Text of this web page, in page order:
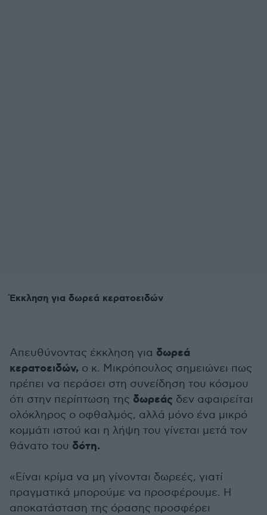
Έκκληση για δωρεά κερατοειδών
Απευθύνοντας έκκληση για δωρεά
κερατοειδών, ο κ. Μικρόπουλος σημειώνει πως
πρέπει να περάσει στη συνείδηση του κόσμου
ότι στην περίπτωση της δωρεάς δεν αφαιρείται
ολόκληρος ο οφθαλμός, αλλά μόνο ένα μικρό
κομμάτι ιστού και η λήψη του γίνεται μετά τον
θάνατο του δότη.
«Είναι κρίμα να μη γίνονται δωρεές, γιατί
πραγματικά μπορούμε να προσφέρουμε. Η
αποκατάσταση της όρασης προσφέρει